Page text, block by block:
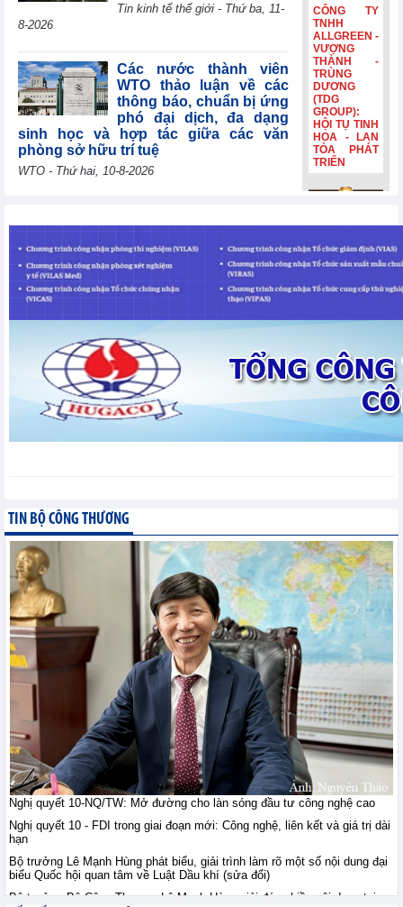
đồng
Tin kinh tế thế giới - Thứ ba, 11-
8-2026
Các nước thành viên
WTO thảo luận về các
thông báo, chuẩn bị ứng
phó đại dịch, đa dạng
sinh học và hợp tác giữa các văn
phòng sở hữu trí tuệ
WTO - Thứ hai, 10-8-2026
WTO năm 2026, cảm ơn
các nước thành viên vì
sự hợp tác liên tục
WTO - Thứ hai, 10-8-2026
Lithuania đóng góp
30.000 EUR để giúp các
nền kinh tế đang phát
triển và các nước kém
phát triển nhất nâng cao năng lực
thương mại
WTO - Thứ hai, 10-8-2026
định sau khi vượt đỉnh
bảy tuần, đồng duy trì
trên 14.000 USD, quặng sắt giằng co
trước lo ngại nguồn cung
Tin hàng hoá thế giới - Thứ hai, 10-8-2026
Thị trường nông sản thế
giới ngày 10/8: Lúa mì
tăng do rủi ro Biển Đen;
ngô, đậu tương tăng
nhẹ; đường tăng mạnh
Tin hàng hoá thế giới - Thứ hai, 10-8-2026
Tham gia sâu thị trường
công nghiệp chế tạo Hà
Lan: Doanh nghiệp Việt
Hội nhập - Thứ hai, 10-8-2026
Việt Nam - Australia: Mở
chương hợp tác mới
CÔNG TY
TNHH
ALLGREEN -
VƯỢNG
THÀNH -
TRÙNG
DƯƠNG
(TDG
GROUP):
HỘI TỤ TINH
HOA - LAN
TỎA PHÁT
TRIỂN
Bia Hà Nội
diện, tiếp
nối hành
hơn 132
diện, tiếp
trình lịch sử
hơn 132
năm
TIN BỘ CÔNG THƯƠNG
Nghị quyết 10-NQ/TW: Mở đường cho làn sóng đầu tư công nghệ cao
Nghị quyết 10 - FDI trong giai đoạn mới: Công nghệ, liên kết và giá trị dài
hạn
Bộ trưởng Lê Mạnh Hùng phát biểu, giải trình làm rõ một số nội dung đại
biểu Quốc hội quan tâm về Luật Dầu khí (sửa đổi)
Bộ trưởng Bộ Công Thương Lê Mạnh Hùng giải đáp nhiều nội dung tại